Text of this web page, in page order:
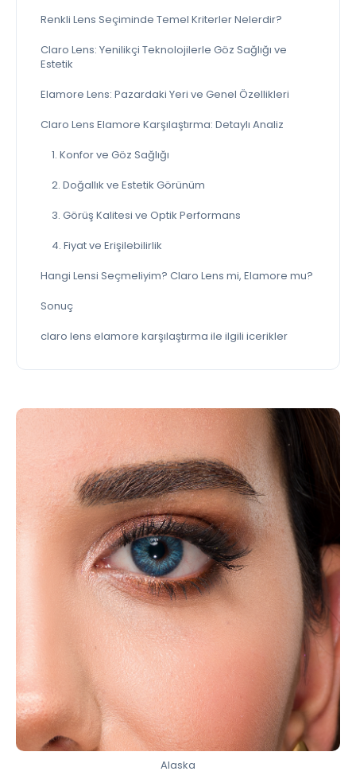
Renkli Lens Seçiminde Temel Kriterler Nelerdir?
Claro Lens: Yenilikçi Teknolojilerle Göz Sağlığı ve
Estetik
Elamore Lens: Pazardaki Yeri ve Genel Özellikleri
Claro Lens Elamore Karşılaştırma: Detaylı Analiz
1. Konfor ve Göz Sağlığı
2. Doğallık ve Estetik Görünüm
3. Görüş Kalitesi ve Optik Performans
4. Fiyat ve Erişilebilirlik
Hangi Lensi Seçmeliyim? Claro Lens mi, Elamore mu?
Sonuç
claro lens elamore karşılaştırma ile ilgili icerikler
Alaska